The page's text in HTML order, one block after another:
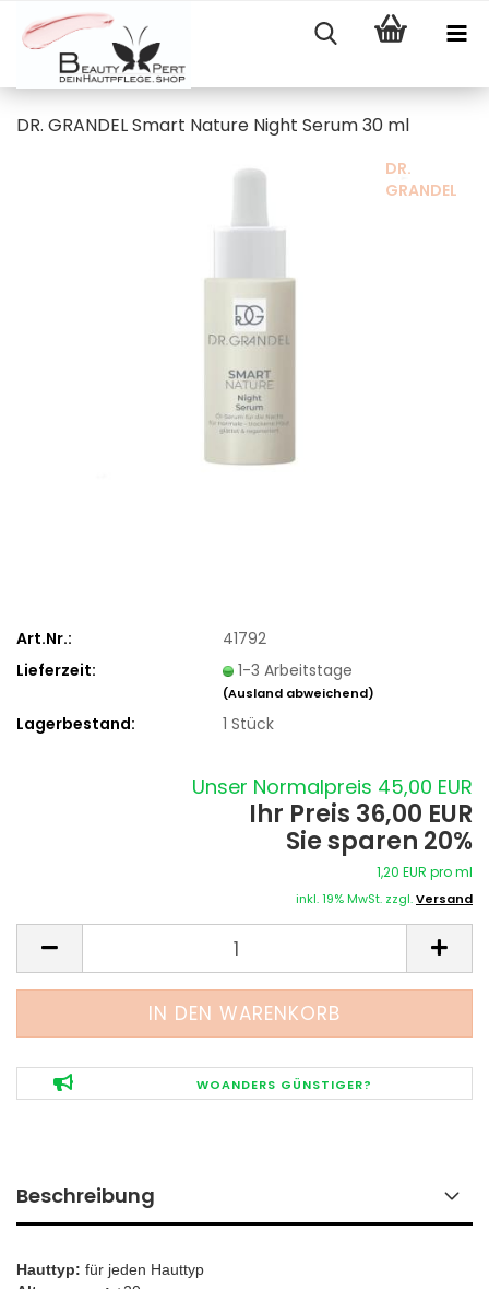
DR. GRANDEL Smart Nature Night Serum 30 ml
DR.
GRANDEL
Art.Nr.:
41792
Lieferzeit:
1-3 Arbeitstage
(Ausland abweichend)
Lagerbestand: 1Stück
Unser Normalpreis 45,00 EUR
Ihr Preis 36,00 EUR
Sie sparen 20%
1,20 EUR pro ml
inkl. 19% MwSt. zzgl.Versand
WOANDERS GÜNSTIGER?
Beschreibung
Hauttyp: für jeden Hauttyp